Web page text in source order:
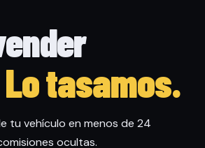
Lo tasamos.
tu vehículo en menos de 24
ocultas.